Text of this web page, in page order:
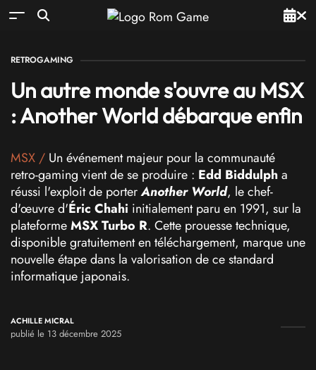
RETROGAMING
Un autre monde s'ouvre au MSX
: Another World débarque enfin
MSX / Un événement majeur pour la communauté
retro-gaming vient de se produire : Edd Biddulpha
réussi l'exploit de porterAnother World, le chef-
d'œuvre d'Éric Chahi initialement paru en 1991, sur la
plateformeMSX Turbo R. Cette prouesse technique,
disponible gratuitement en téléchargement, marque une
nouvelle étape dans la valorisation de ce standard
informatique japonais.
ACHILLE MICRAL
publié le 13 décembre 2025